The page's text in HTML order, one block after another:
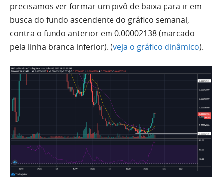
precisamos ver formar um pivô de baixa para ir em
busca do fundo ascendente do gráfico semanal,
contra o fundo anterior em 0.00002138 (marcado
pela linha branca inferior). (veja o gráfico dinâmico).